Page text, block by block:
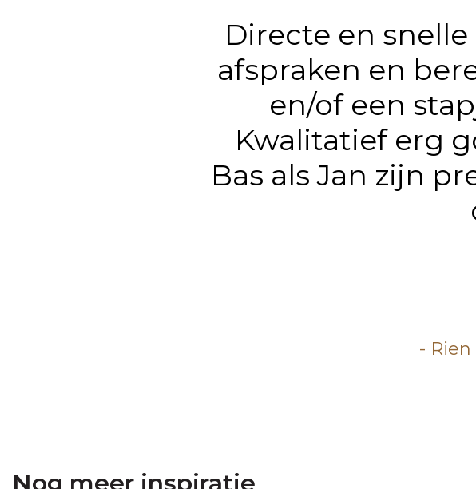
Directe en
afspraken en
en/of een
Kwalitatief erg
Bas als Jan zijn
- Rien
Nog meer inspiratie